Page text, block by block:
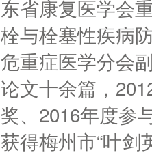
东省康复医学会
栓与栓塞性疾病
危重症医学分会
论文十余篇，
奖、2016年度参
获得梅州市“叶剑